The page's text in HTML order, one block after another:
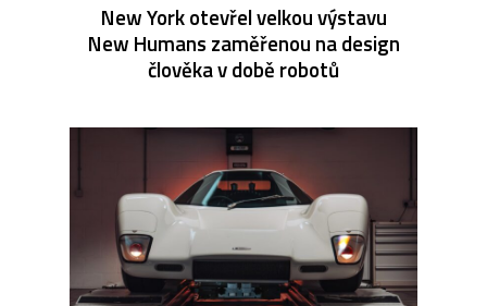
New York otevřel velkou výstavu
New Humans zaměřenou na design
člověka v době robotů